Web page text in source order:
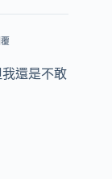
還是不敢